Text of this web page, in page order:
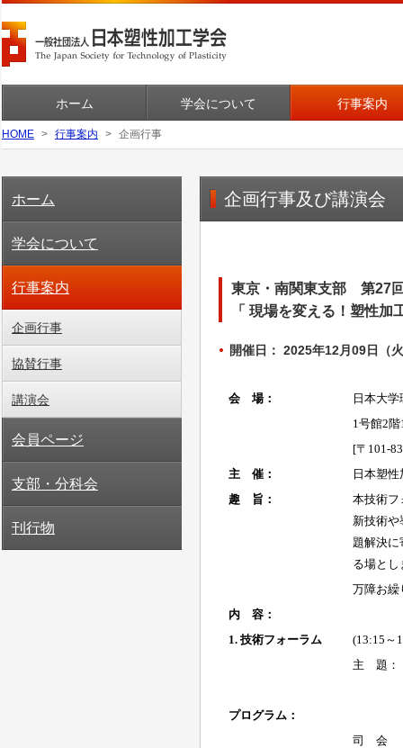
ホーム 学会について 行事案内
HOME 行事案内 企画行事
企画行事及び講演会
東京・南関東支部 第27
「 現場を変える！塑性加
開催日： 2025年12月09日（
ホーム
学会について
行事案内
企画行事
協賛行事
講演会
会員ページ
支部・分科会
刊行物